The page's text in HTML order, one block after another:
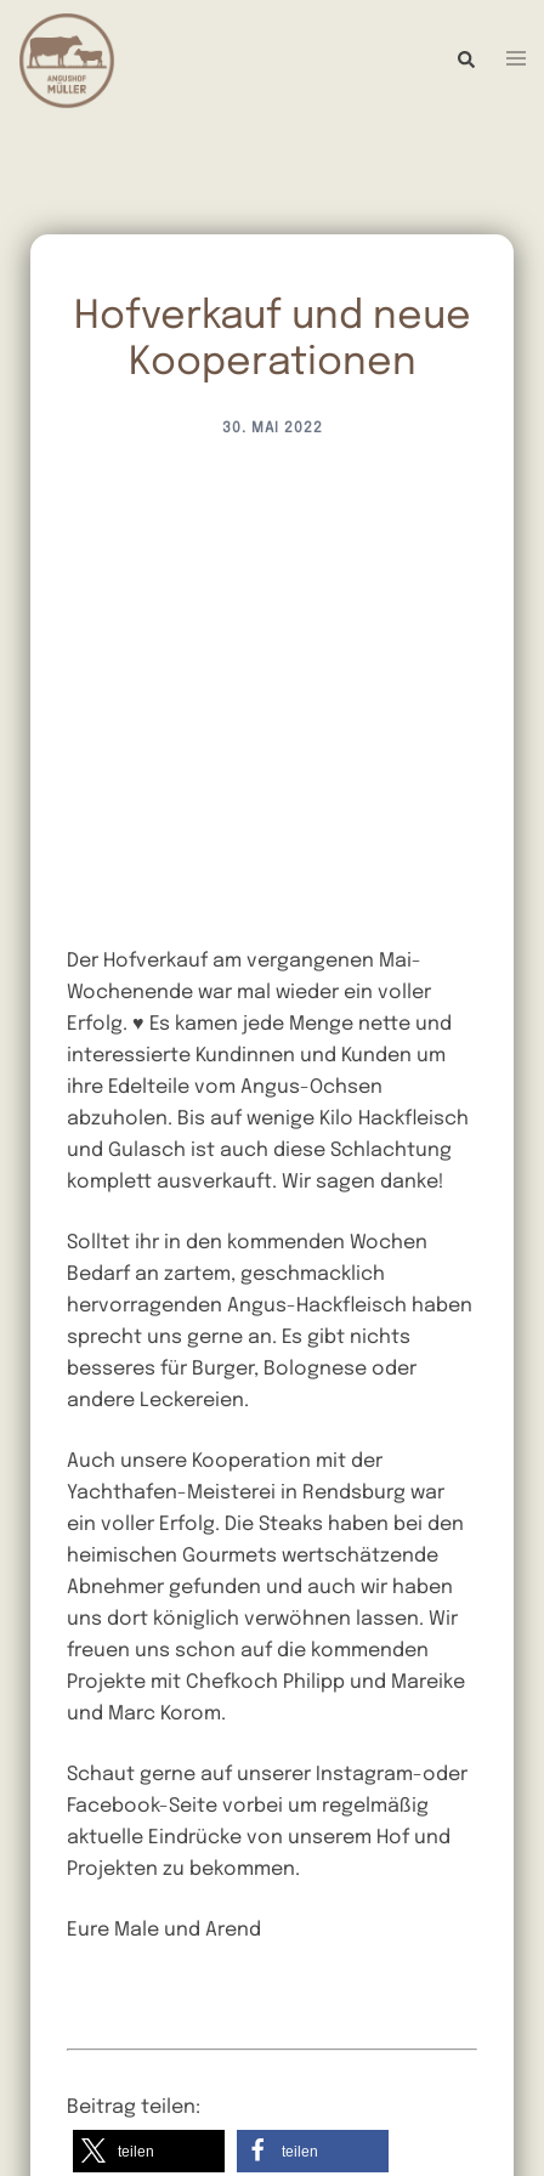
Hofverkauf und neue
Kooperationen
30. MAI 2022
Der Hofverkauf am vergangenen Mai-
Wochenende war mal wieder ein voller
Erfolg. ♥ Es kamen jede Menge nette und
interessierte Kundinnen und Kunden um
ihre Edelteile vom Angus-Ochsen
abzuholen. Bis auf wenige Kilo Hackfleisch
und Gulasch ist auch diese Schlachtung
komplett ausverkauft. Wir sagen danke!
Solltet ihr in den kommenden Wochen
Bedarf an zartem, geschmacklich
hervorragenden Angus-Hackfleisch haben
sprecht uns gerne an. Es gibt nichts
besseres für Burger, Bolognese oder
andere Leckereien.
Auch unsere Kooperation mit der
Yachthafen-Meisterei in Rendsburg war
ein voller Erfolg. Die Steaks haben bei den
heimischen Gourmets wertschätzende
Abnehmer gefunden und auch wir haben
uns dort königlich verwöhnen lassen. Wir
freuen uns schon auf die kommenden
Projekte mit Chefkoch Philipp und Mareike
und Marc Korom.
Schaut gerne auf unserer Instagram-oder
Facebook-Seite vorbei um regelmäßig
aktuelle Eindrücke von unserem Hof und
Projekten zu bekommen.
Eure Male und Arend
Beitrag teilen:
teilen teilen